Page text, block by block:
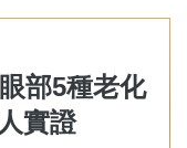
部5種老化
實證